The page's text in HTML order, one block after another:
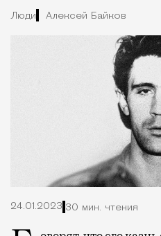
Люди Алексей Байков
24.01.2023 30 мин. чтения